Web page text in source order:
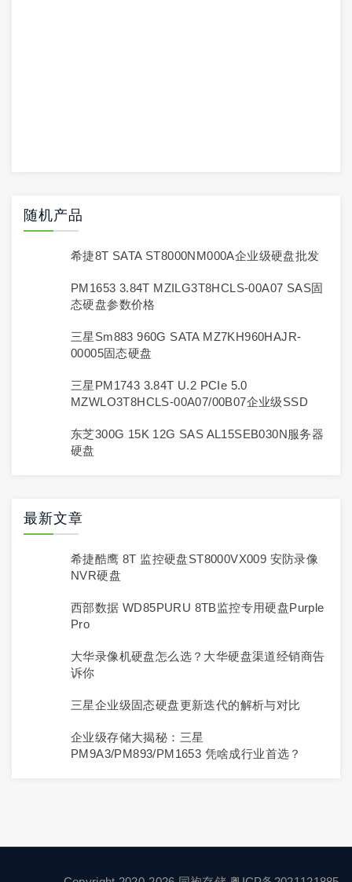
随机产品
希捷8T SATA ST8000NM000A企业级硬盘批发
PM1653 3.84T MZILG3T8HCLS-00A07 SAS固
态硬盘参数价格
三星sm883 960G SATA MZ7KH960HAJR-
00005固态硬盘
三星PM1743 3.84T U.2 PCIe 5.0
MZWLO3T8HCLS-00A07/00B07企业级SSD
东芝300G 15K 12G SAS AL15SEB030N服务器
硬盘
最新文章
希捷酷鹰 8T 监控硬盘ST8000VX009 安防录像
NVR硬盘
西部数据 WD85PURU 8TB监控专用硬盘Purple
Pro
大华录像机硬盘怎么选？大华硬盘渠道经销商告
诉你
三星企业级固态硬盘更新迭代的解析与对比
企业级存储大揭秘：三星
PM9A3/PM893/PM1653 凭啥成行业首选？